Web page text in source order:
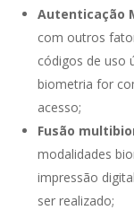
Autenticação
com outros
códigos de uso
biometria for
acesso;
Fusão
modalidades
impressão
ser realizado;